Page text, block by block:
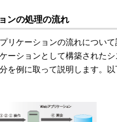
ンの処理の流れ
リケーションの流れについて
ーションとして構築された
を例に取って説明します。以